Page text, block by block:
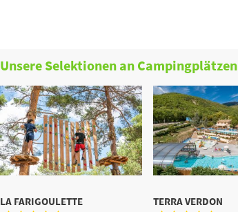
Unsere Selektionen an Campingplätzen
LA FARIGOULETTE TERRA VERDON